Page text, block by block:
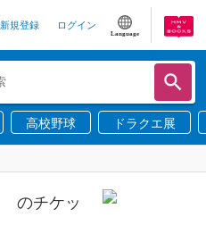
新規登録 ログイン
Language
高校野球 ドラクエ展
のチケッ